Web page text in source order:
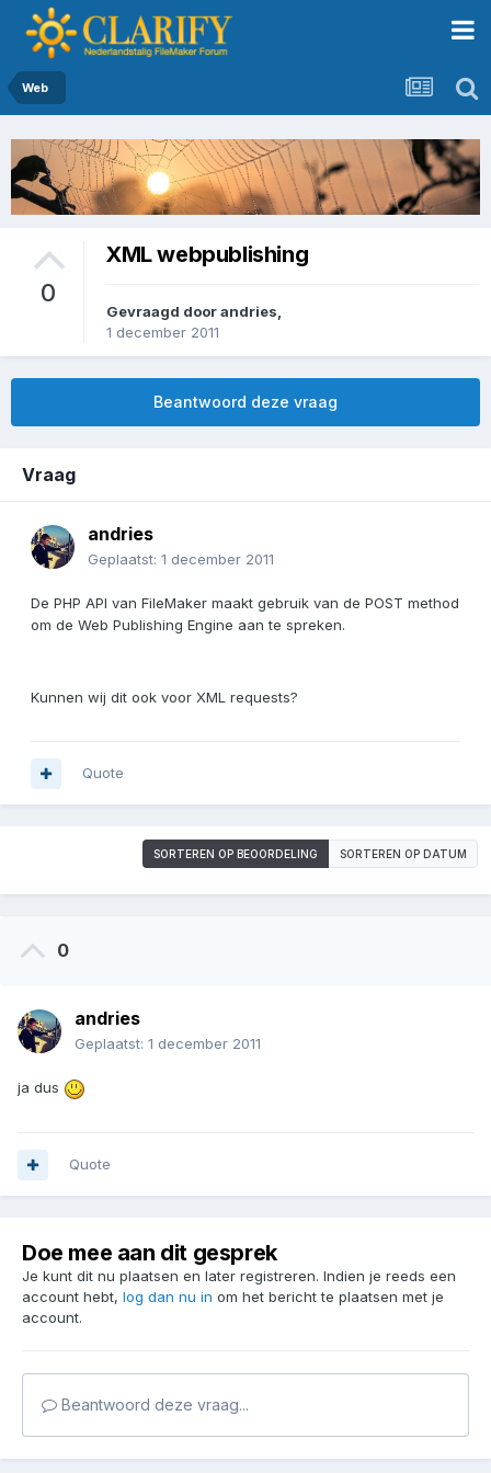
Web
0
XML webpublishing
Gevraagd doorandries
1 december 2011
Beantwoord deze vraag
Vraag
andries
Geplaatst: 1 december 2011
De PHP API van FileMaker maakt gebruik van de POST method
om de Web Publishing Engine aan te spreken.
Kunnen wij dit ook voor XML requests?
Quote
SORTEREN OP BEOORDELING SORTEREN OP DATUM
0
andries
Geplaatst: 1 december 2011
ja dus
Quote
Doe mee aan dit gesprek
Je kunt dit nu plaatsen en later registreren. Indien je reeds een
account hebt, log dan nu in om het bericht te plaatsen met je
account.
Beantwoord deze vraag...